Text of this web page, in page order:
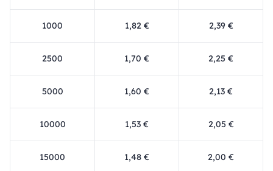
1000 1,82 € 2,39 €
2500 1,70 € 2,25 €
5000 1,60 € 2,13 €
10000 1,53 € 2,05 €
15000 1,48 € 2,00 €